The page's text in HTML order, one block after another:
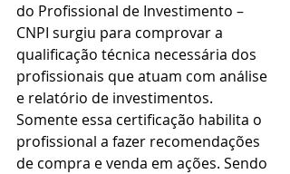
do Profissional de Investimento –
CNPI surgiu para comprovar a
qualificação técnica necessária dos
profissionais que atuam com análise
e relatório de investimentos.
Somente essa certificação habilita o
profissional a fazer recomendações
de compra e venda em ações. Sendo